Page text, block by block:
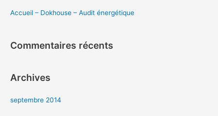
h
r
:
Accueil – Dokhouse – Audit énergétique
Commentaires récents
Archives
septembre 2014